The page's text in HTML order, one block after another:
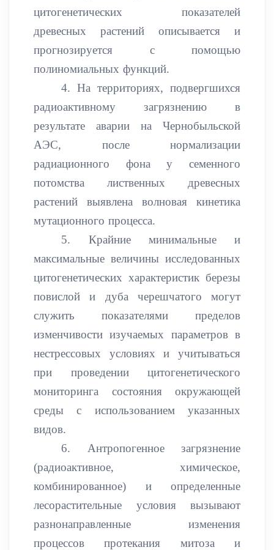
цитогенетических показателей
древесных растений описывается и
прогнозируется с помощью
полиномиальных функций.
4. На территориях, подвергшихся
радиоактивному загрязнению в
результате аварии на Чернобыльской
АЭС, после нормализации
радиационного фона у семенного
потомства лиственных древесных
растений выявлена волновая кинетика
мутационного процесса.
5. Крайние минимальные и
максимальные величины исследованных
цитогенетических характеристик березы
повислой и дуба черешчатого могут
служить показателями пределов
изменчивости изучаемых параметров в
нестрессовых условиях и учитываться
при проведении цитогенетического
мониторинга состояния окружающей
среды с использованием указанных
видов.
6. Антропогенное загрязнение
(радиоактивное, химическое,
комбинированное) и определенные
лесорастительные условия вызывают
разнонаправленные изменения
процессов протекания митоза и